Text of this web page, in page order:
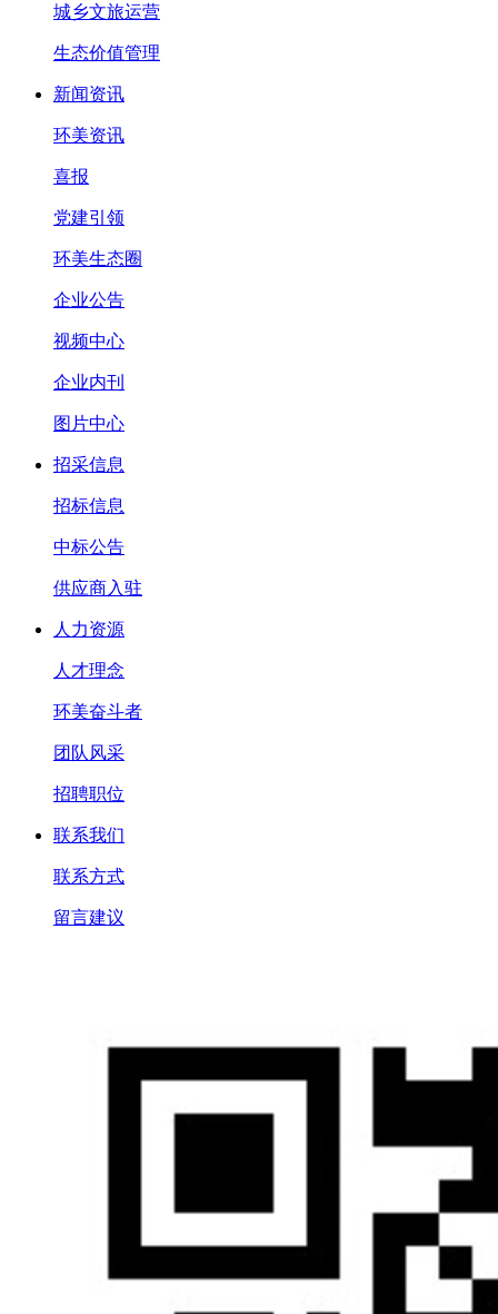
城乡文旅运营
生态价值管理
新闻资讯
环美资讯
喜报
党建引领
环美生态圈
企业公告
视频中心
企业内刊
图片中心
招采信息
招标信息
中标公告
供应商入驻
人力资源
人才理念
环美奋斗者
团队风采
招聘职位
联系我们
联系方式
留言建议